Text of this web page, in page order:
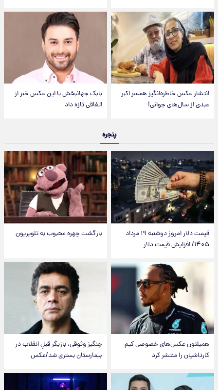
انتشار عکس خاطره‌انگیز همسر اکبر
عبدی از سال‌های جوانی!
بابک جهانبخش با این عکس خبر از
اتفاقی تازه داد
پنجره
قیمت دلار امروز دوشنبه ۱۹ مرداد
۱۴۰۵/ افزایش قیمت دلار
بازگشت چهره محبوب به تلویزیون
همیلتون عکس‌های خصوصی کیم‌
کارداشیان را منتشر کرد
چنگیز وثوقی، بازیگر قبلِ انقلاب در
بیمارستان بستری شد/عکس